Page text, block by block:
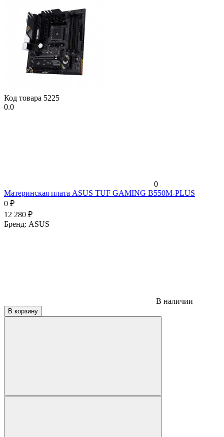
Код товара 5225
0.0
0
Материнская плата ASUS TUF GAMING B550M-PLUS
0 ₽
12 280 ₽
Бренд: ASUS
В наличии
В корзину